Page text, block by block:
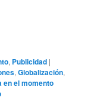
, Publicidad |
,Globalización,
en el momento